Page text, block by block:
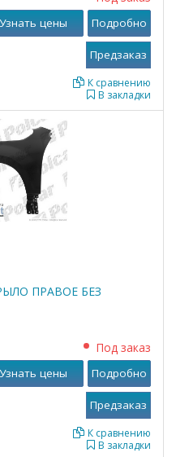
В закладки
К сравнению
Узнать цены Подробно
ПРАВОЕ БЕЗ
Под заказ
В закладки
К сравнению
Узнать цены Подробно